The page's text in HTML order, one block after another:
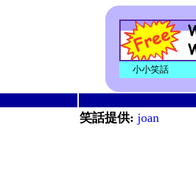
小小笑話
笑話提供: joan